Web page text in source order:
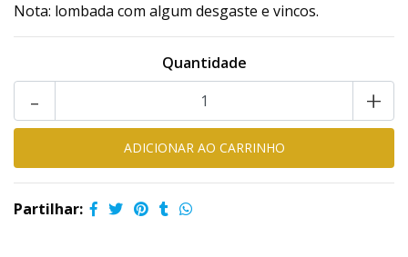
Nota: lombada com algum desgaste e vincos.
Quantidade
+
-
Partilhar: